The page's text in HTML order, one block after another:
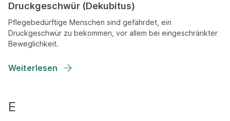
Druckgeschwür (Dekubitus)
Pflegebedürftige Menschen sind gefährdet, ein
Druckgeschwür zu bekommen, vor allem bei eingeschränkter
Beweglichkeit.
Weiterlesen